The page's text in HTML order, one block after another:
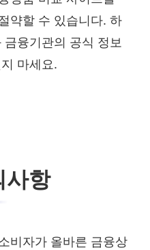
약할 수 있습니다. 하
융기관의 공식 정보
마세요.
사항
비자가 올바른 금융상